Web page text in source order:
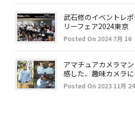
武石修のイベントレ
リーフェア2024東京
Posted On 2024 7月 16
アマチュアカメラマ
感した、趣味カメラ
Posted On 2023 11月 24